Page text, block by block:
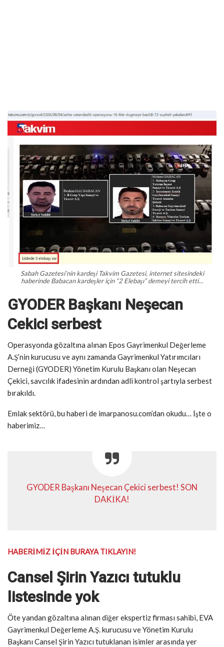
Sabah Gazetesi’nin kardeşi Takvim Gazetesi, internet sitesindeki
haberinde Babacan kardeşler için “2 Elebaşı” demeyi tercih etti…
GYODER Başkanı Neşecan
Cekici serbest
Operasyonda gözaltına alınan Epos Gayrimenkul Değerleme
A.Ş’nin kurucusu ve aynı zamanda Gayrimenkul Yatırımcıları
Derneği (GYODER) Yönetim Kurulu Başkanı olan Neşecan
Çekici, savcılık ifadesinin ardından adli kontrol şartıyla serbest
bırakıldı.
Emlak sektörü, bu haberi de imarpanosu.com’dan okudu… İşte o
haberimiz…
GYODER Başkanı Neşecan Çekici serbest! SON
DAKİKA!
HABERİMİZ İÇİN BURAYA TIKLAYIN!
Cansel Şirin Yazıcı tutuklu
listesinde yok
Öte yandan gözaltına alınan diğer ekspertiz firması sahibi, EVA
Gayrimenkul Değerleme A.Ş. kurucusu ve Yönetim Kurulu
Başkanı Cansel Şirin Yazıcı tutuklanan isimler arasında yer